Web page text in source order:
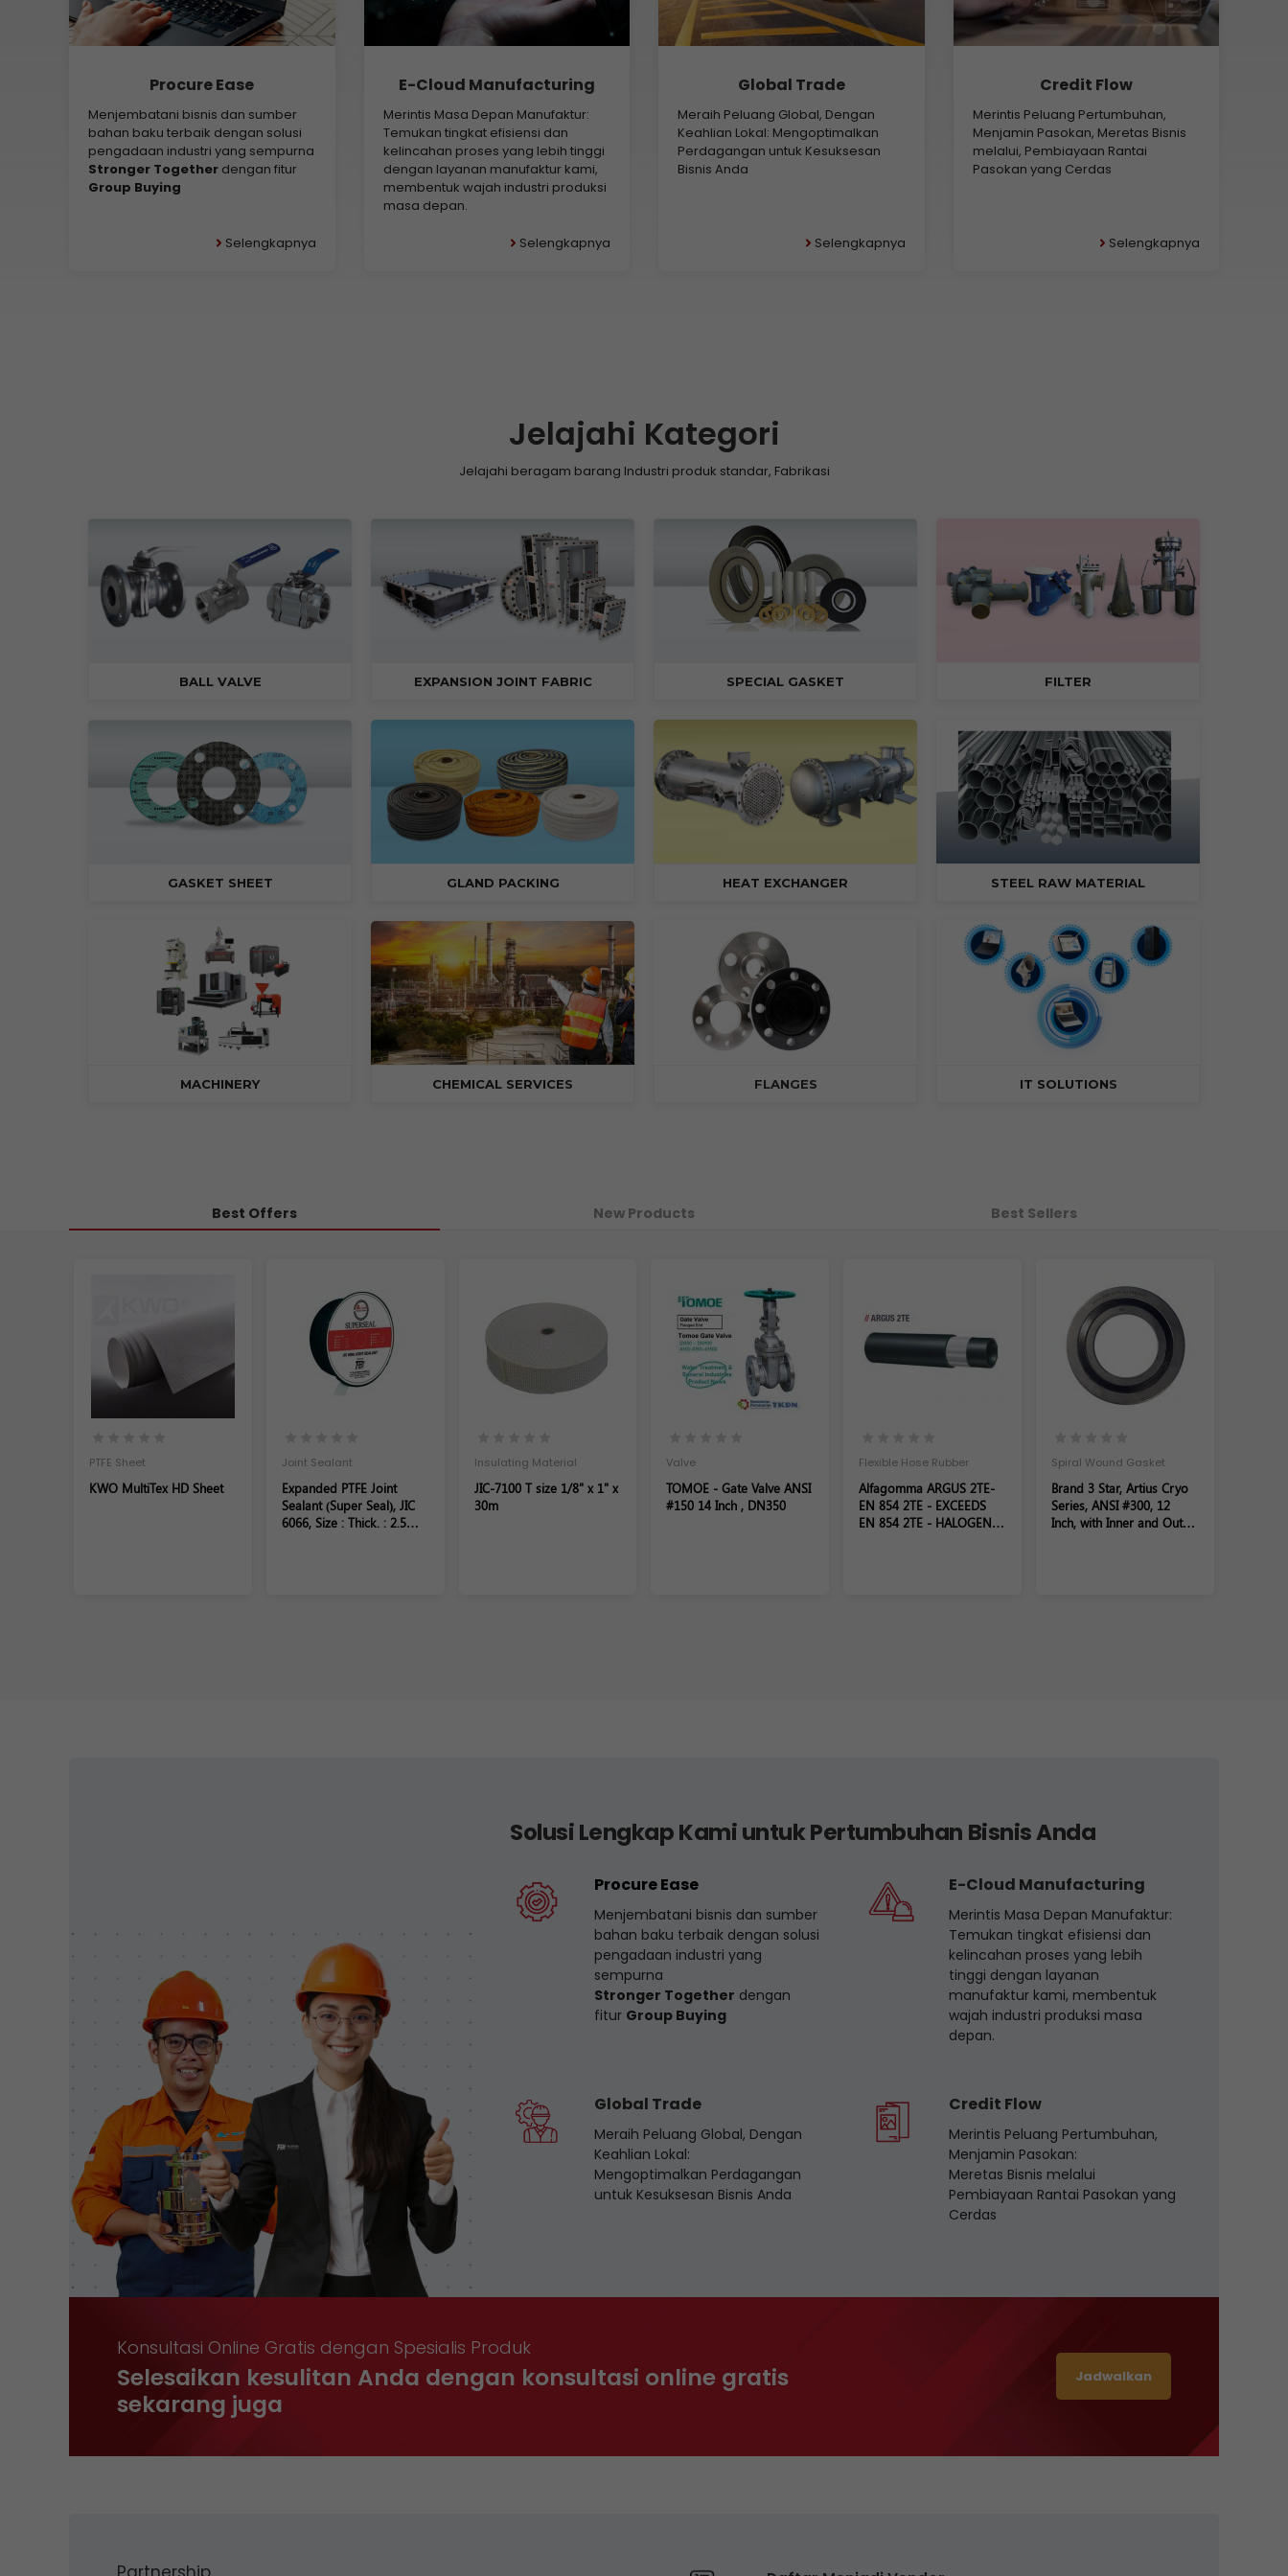
Procure Ease
Menjembatani bisnis dan sumber
bahan baku terbaik dengan solusi
pengadaan industri yang sempurna
Stronger Together dengan fitur
Group Buying
Selengkapnya
E-Cloud Manufacturing
Merintis Masa Depan Manufaktur:
Temukan tingkat efisiensi dan
kelincahan proses yang lebih tinggi
dengan layanan manufaktur kami,
membentuk wajah industri produksi
masa depan.
Selengkapnya
Global Trade
Meraih Peluang Global, Dengan
Keahlian Lokal: Mengoptimalkan
Perdagangan untuk Kesuksesan
Bisnis Anda
Selengkapnya
Credit Flow
Merintis Peluang Pertumbuhan,
Menjamin Pasokan, Meretas Bisnis
melalui, Pembiayaan Rantai
Pasokan yang Cerdas
Selengkapnya
Jelajahi Kategori
Jelajahi beragam barang Industri produk standar, Fabrikasi
BALL VALVE EXPANSION JOINT FABRIC SPECIAL GASKET FILTER
GASKET SHEET GLAND PACKING HEAT EXCHANGER STEEL RAW MATERIAL
MACHINERY CHEMICAL SERVICES FLANGES IT SOLUTIONS
Best Offers New Products Best Sellers
PTFE Sheet
KWO MultiTex HD Sheet
Joint Sealant
Expanded PTFE Joint
Sealant (Super Seal), JIC
6066, Size : Thick. : 2.5
Insulating Material
JIC-7100 T size 1/8" x 1" x
30m
Valve
TOMOE - Gate Valve ANSI
#150 14 Inch , DN350
Flexible Hose Rubber
Alfagomma ARGUS 2TE-
EN 854 2TE - EXCEEDS
EN 854 2TE - HALOGEN-
Spiral Wound Gasket
Brand 3 Star, Artius Cryo
Series, ANSI #300, 12
Inch, with Inner and Outer
Solusi Lengkap Kami untuk Pertumbuhan Bisnis Anda
Procure Ease
Menjembatani bisnis dan sumber
bahan baku terbaik dengan solusi
pengadaan industri yang
sempurna
Stronger Together dengan
fitur Group Buying
E-Cloud Manufacturing
Merintis Masa Depan Manufaktur:
Temukan tingkat efisiensi dan
kelincahan proses yang lebih
tinggi dengan layanan
manufaktur kami, membentuk
wajah industri produksi masa
depan.
Global Trade
Meraih Peluang Global, Dengan
Keahlian Lokal:
Mengoptimalkan Perdagangan
untuk Kesuksesan Bisnis Anda
Credit Flow
Merintis Peluang Pertumbuhan,
Menjamin Pasokan:
Meretas Bisnis melalui
Pembiayaan Rantai Pasokan yang
Cerdas
Konsultasi Online Gratis dengan Spesialis Produk
Selesaikan kesulitan Anda dengan konsultasi online gratis
sekarang juga
Jadwalkan